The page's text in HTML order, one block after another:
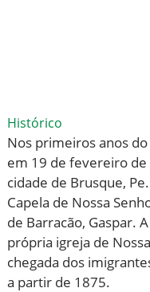
Histórico
Nos primeiros anos
em 19 de fevereiro de
cidade de Brusque,
Capela de Nossa
de Barracão, Gaspar.
própria igreja de
chegada dos
a partir de 1875.